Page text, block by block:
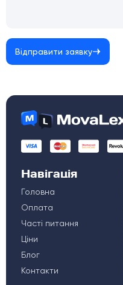
Відправити заявку
Навігація
Головна
Оплата
Часті питання
Ціни
Блог
Контакти